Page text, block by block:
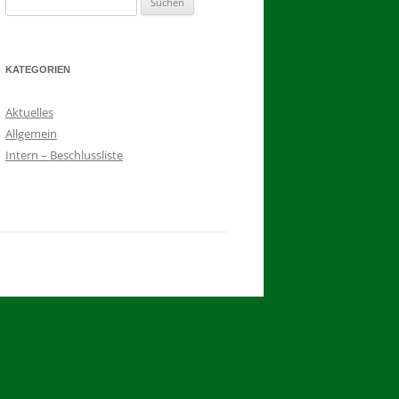
2017
1. TAG DES SCHÜTZENFESTES
nach:
KATEGORIEN
Aktuelles
Allgemein
Intern – Beschlussliste